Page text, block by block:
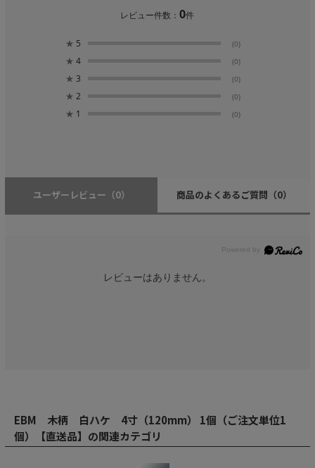
レビュー件数：0件
★ 5 (0)
★ 4 (0)
★ 3 (0)
★ 2 (0)
★ 1 (0)
ユーザーレビュー （0） 商品のよくあるご質問 （0）
レビューはありません。
EBM 木柄 白ハケ 4寸（120mm） 1個（ご注文単位1
個）【直送品】の関連カテゴリ